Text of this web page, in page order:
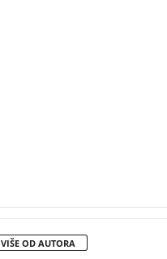
VIŠE OD AUTORA